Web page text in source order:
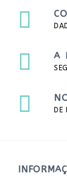
A
DE